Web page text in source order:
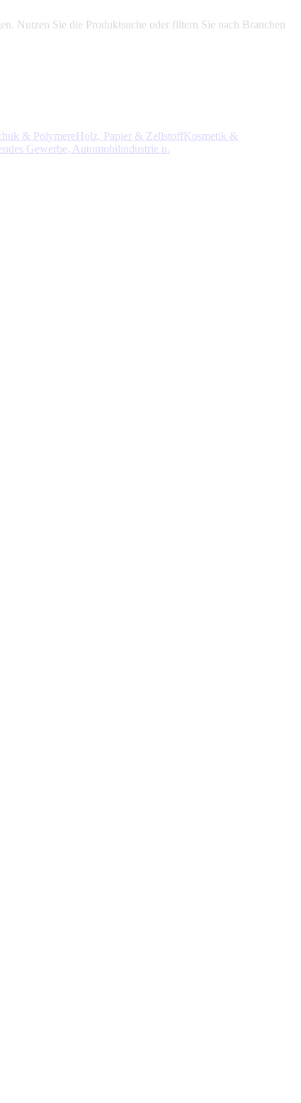
Nutzen Sie die Produktsuche oder filtern Sie nach Branchen
& PolymereHolz, Papier & ZellstoffKosmetik &
Gewerbe, Automobilindustrie u.